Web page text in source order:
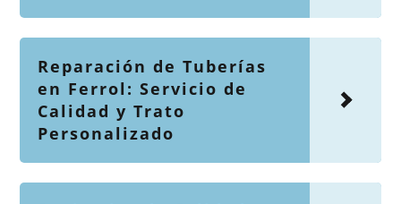
Reparación de Tuberías
en Ferrol: Servicio de
Calidad y Trato
Personalizado